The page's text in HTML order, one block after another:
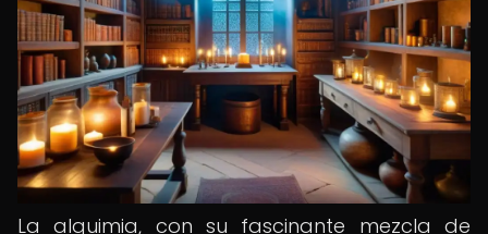
La alquimia, con su fascinante mezcla de